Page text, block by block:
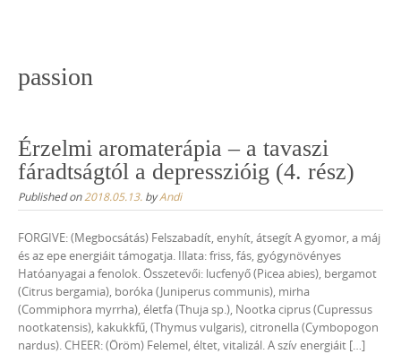
passion
Érzelmi aromaterápia – a tavaszi
fáradtságtól a depresszióig (4. rész)
Published on2018.05.13. byAndi
FORGIVE: (Megbocsátás) Felszabadít, enyhít, átsegít A gyomor, a máj
és az epe energiáit támogatja. Illata: friss, fás, gyógynövényes
Hatóanyagai a fenolok. Összetevői: lucfenyő (Picea abies), bergamot
(Citrus bergamia), boróka (Juniperus communis), mirha
(Commiphora myrrha), életfa (Thuja sp.), Nootka ciprus (Cupressus
nootkatensis), kakukkfű, (Thymus vulgaris), citronella (Cymbopogon
nardus). CHEER: (Öröm) Felemel, éltet, vitalizál. A szív energiáit […]